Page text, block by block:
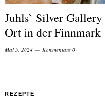
Juhls` Silver
Ort in der Finnmark
Mai 5, 2024 Kommentare 0
REZEPTE